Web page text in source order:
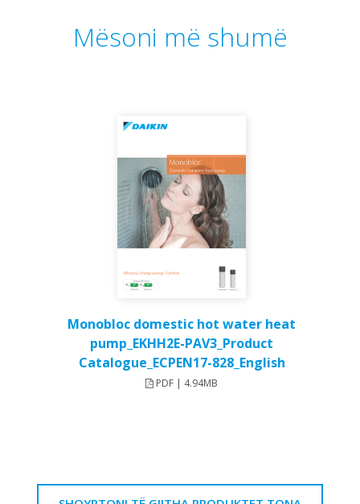
Mësoni më shumë
Monobloc domestic hot water heat
pump_EKHH2E-PAV3_Product
Catalogue_ECPEN17-828_English
PDF | 4.94MB